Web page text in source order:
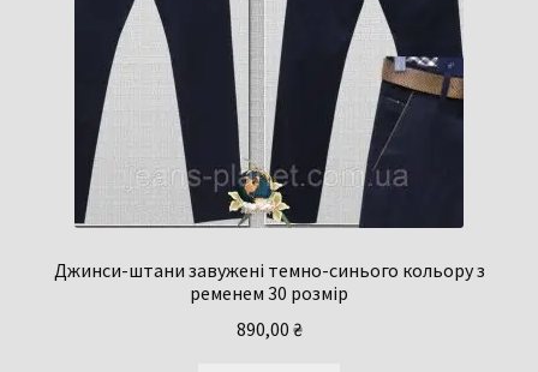
Джинси-штани завужені темно-синього кольору з
ременем 30 розмір
890,00 ₴